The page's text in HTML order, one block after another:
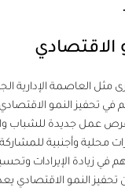
العاصمة الإدارية
النمو الاقتصادي في
جديدة للشباب
وأجنبية للمشاركة في
الإيرادات وتحسين
النمو الاقتصادي يعد